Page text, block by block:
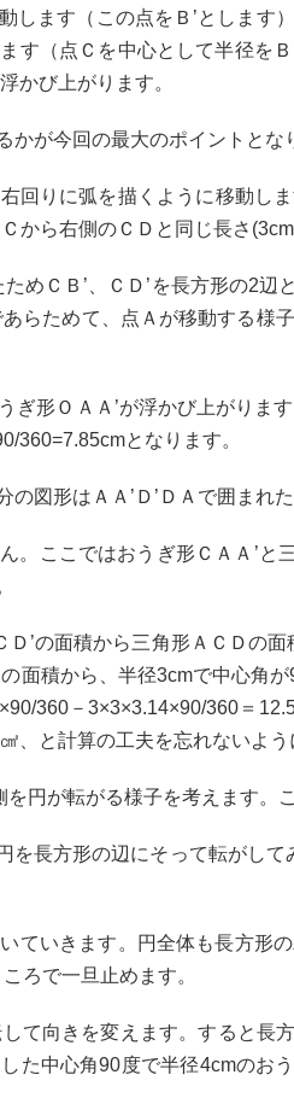
ます（この点をＢ’としま
す（点Ｃを中心として半径を
かび上がります。
が今回の最大のポイントとな
りに弧を描くように移動し
から右側のＣＤと同じ長さ
めＣＢ’、ＣＤ’を長方形の2
らためて、点Ａが移動する
形ＯＡＡ’が浮かび上がりま
360=7.85cmとなります。
図形はＡＡ’Ｄ’ＤＡで囲まれ
ここではおうぎ形ＣＡＡ’と
’の面積から三角形ＡＣＤの
面積から、半径3cmで中心角
360－3×3×3.14×90/360＝
、と計算の工夫を忘れないよう
円が転がる様子を考えます。
長方形の辺にそって転がし
いきます。円全体も長方形
ろで一旦止めます。
て向きを変えます。すると長
た中心角90度で半径4cmのお